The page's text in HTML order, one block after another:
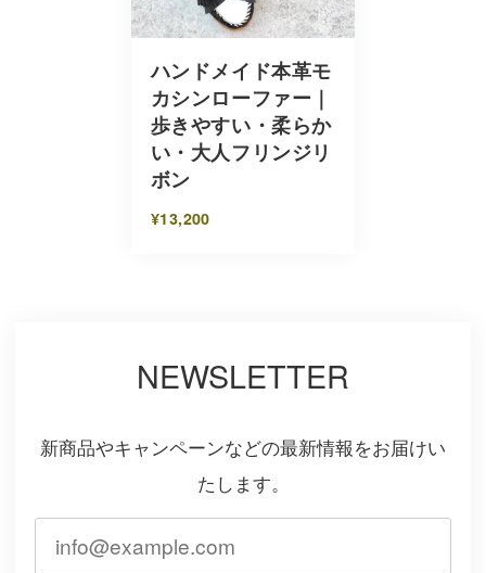
ハンドメイド本革モ
カシンローファー｜
歩きやすい・柔らか
い・大人フリンジリ
ボン
¥13,200
NEWSLETTER
新商品やキャンペーンなどの最新情報をお届けい
たします。